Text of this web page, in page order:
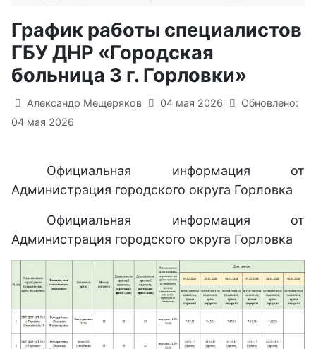
График работы специалистов
ГБУ ДНР «Городская
больница 3 г. Горловки»
Информация о материале
Александр Мещеряков 04 мая 2026
Обновлено:
04 мая 2026
Официальная информация от
Администрация городского округа Горловка
Официальная информация от
Администрация городского округа Горловка